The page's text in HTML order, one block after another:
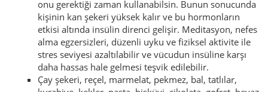
onu gerektiği zaman kullanabilsin. Bunun sonucunda
kişinin kan şekeri yüksek kalır ve bu hormonların
etkisi altında insülin direnci gelişir. Meditasyon, nefes
alma egzersizleri, düzenli uyku ve fiziksel aktivite ile
stres seviyesi azaltılabilir ve vücudun insüline karşı
daha hassas hale gelmesi teşvik edilebilir.
Çay şekeri, reçel, marmelat, pekmez, bal, tatlılar,